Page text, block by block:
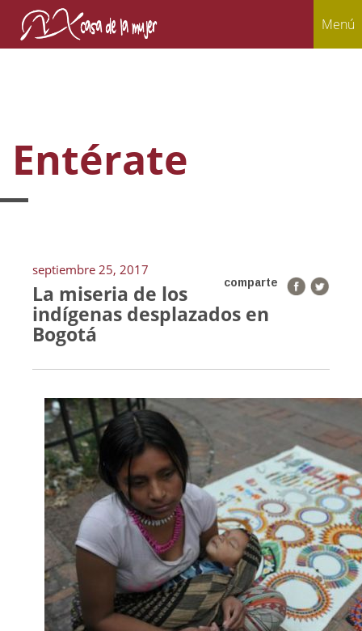
Menú
Entérate
septiembre 25, 2017
comparte
La miseria de los
indígenas desplazados en
Bogotá